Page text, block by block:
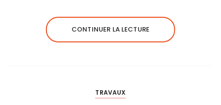
CONTINUER LA LECTURE
TRAVAUX